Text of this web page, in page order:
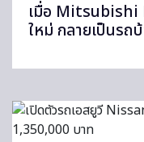
เมื่อ Mitsubishi
ใหม่ กลายเป็นรถ